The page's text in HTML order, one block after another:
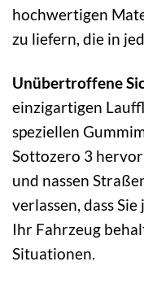
hochwertigen
zu liefern, die in
Unübertroffene
einzigartigen
speziellen
Sottozero 3
und nassen
verlassen, dass
Ihr Fahrzeug
Situationen.